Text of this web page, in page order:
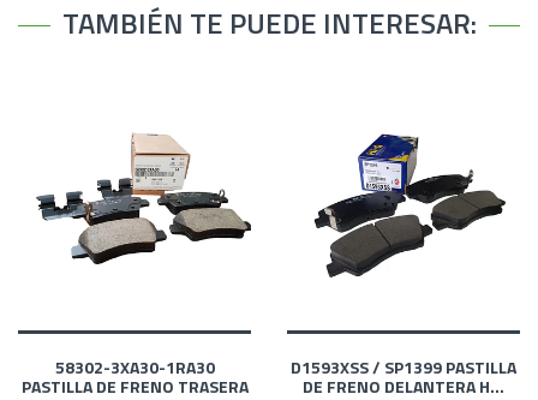
TAMBIÉN TE PUEDE INTERESAR:
58302-3XA30-1RA30
PASTILLA DE FRENO TRASERA
D1593XSS / SP1399 PASTILLA
DE FRENO DELANTERA H...